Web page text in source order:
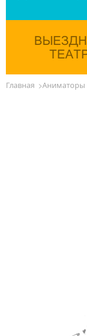
Главная Аниматоры